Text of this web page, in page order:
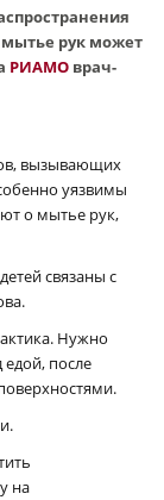
рук может
РИАМО врач-
вызывающих
уязвимы
о мытье рук,
связаны с
Нужно
после
на